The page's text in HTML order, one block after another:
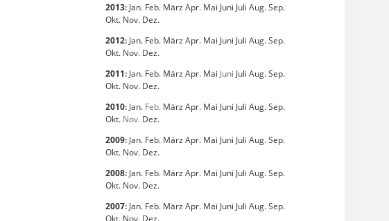
2013: Jan. Feb. März Apr. Mai Juni Juli Aug.Sep.
Okt. Nov. Dez.
2012: Jan. Feb. März Apr. Mai Juni Juli Aug.Sep.
Okt. Nov. Dez.
2011: Jan. Feb. März Apr. Mai Juni Juli Aug.Sep.
Okt. Nov. Dez.
2010: Jan. Feb. März Apr. Mai Juni Juli Aug.Sep.
Okt. Nov. Dez.
2009: Jan. Feb. März Apr. Mai Juni Juli Aug.Sep.
Okt. Nov. Dez.
2008: Jan. Feb. März Apr. Mai Juni Juli Aug.Sep.
Okt. Nov. Dez.
2007: Jan. Feb. März Apr. Mai Juni Juli Aug.Sep.
Okt. Nov. Dez.